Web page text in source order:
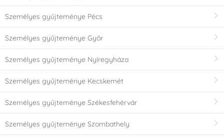
Személyes gyűjteménye Pécs
Személyes gyűjteménye Győr
Személyes gyűjteménye Nyíregyháza
Személyes gyűjteménye Kecskemét
Személyes gyűjteménye Székesfehérvár
Személyes gyűjteménye Szombathely